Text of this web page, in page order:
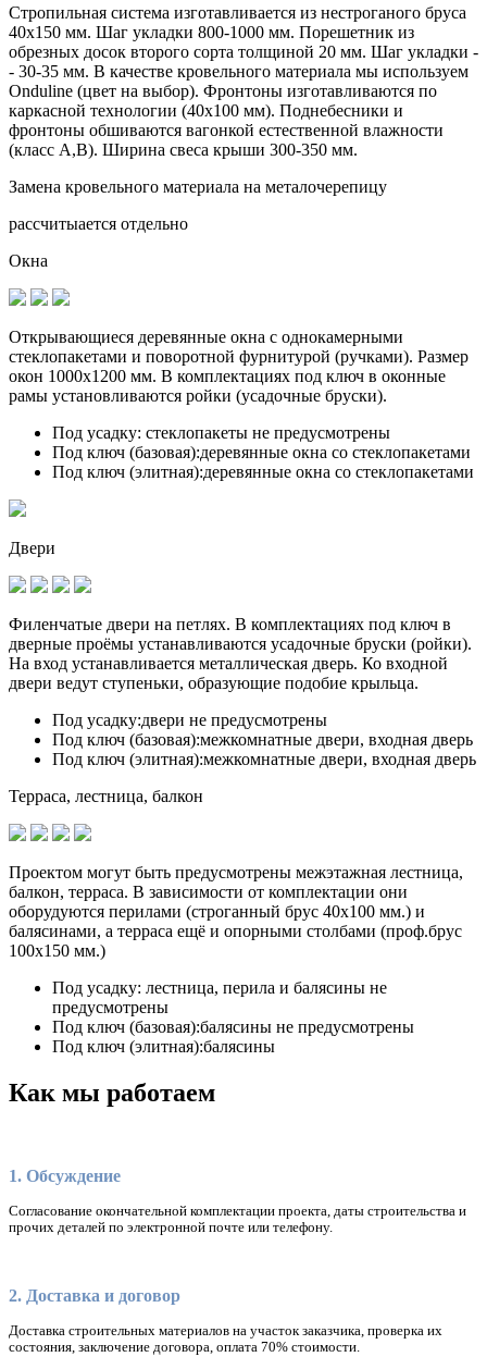
Стропильная система изготавливается из нестроганого бруса
40х150 мм. Шаг укладки 800-1000 мм. Порешетник из
обрезных досок второго сорта толщиной 20 мм. Шаг укладки -
- 30-35 мм. В качестве кровельного материала мы используем
Onduline (цвет на выбор). Фронтоны изготавливаются по
каркасной технологии (40х100 мм). Поднебесники и
фронтоны обшиваются вагонкой естественной влажности
(класс А,В). Ширина свеса крыши 300-350 мм.
Замена кровельного материала на металочерепицу
рассчитыается отдельно
Окна
Открывающиеся деревянные окна с однокамерными
стеклопакетами и поворотной фурнитурой (ручками). Размер
окон 1000х1200 мм. В комплектациях под ключ в оконные
рамы установливаются ройки (усадочные бруски).
Под усадку: стеклопакеты не предусмотрены
Под ключ (базовая):деревянные окна со стеклопакетами
Под ключ (элитная):деревянные окна со стеклопакетами
Двери
Филенчатые двери на петлях. В комплектациях под ключ в
дверные проёмы устанавливаются усадочные бруски (ройки).
На вход устанавливается металлическая дверь. Ко входной
двери ведут ступеньки, образующие подобие крыльца.
Под усадку:двери не предусмотрены
Под ключ (базовая):межкомнатные двери, входная дверь
Под ключ (элитная):межкомнатные двери, входная дверь
Терраса, лестница, балкон
Проектом могут быть предусмотрены межэтажная лестница,
балкон, терраса. В зависимости от комплектации они
оборудуются перилами (строганный брус 40х100 мм.) и
балясинами, а терраса ещё и опорными столбами (проф.брус
100х150 мм.)
Под усадку: лестница, перила и балясины не
предусмотрены
Под ключ (базовая):балясины не предусмотрены
Под ключ (элитная):балясины
Как мы работаем
1. Обсуждение
Согласование окончательной комплектации проекта, даты строительства и
прочих деталей по электронной почте или телефону.
2. Доставка и договор
Доставка строительных материалов на участок заказчика, проверка их
состояния, заключение договора, оплата 70% стоимости.